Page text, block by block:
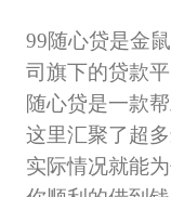
99随心贷是金
司旗下的贷款
随心贷是一款
这里汇聚了超
实际情况就能